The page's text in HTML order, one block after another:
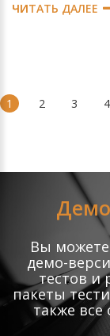
ЧИТАТЬ ДАЛЕЕ
1 2 3 4
Вы
демо-
тестов и
пакеты
также